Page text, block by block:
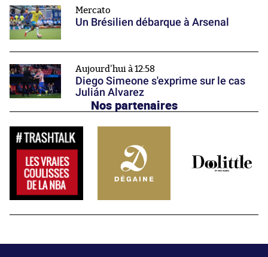
Mercato
Un Brésilien débarque à Arsenal
Aujourd'hui à 12:58
Diego Simeone s'exprime sur le cas
Julián Alvarez
Nos partenaires